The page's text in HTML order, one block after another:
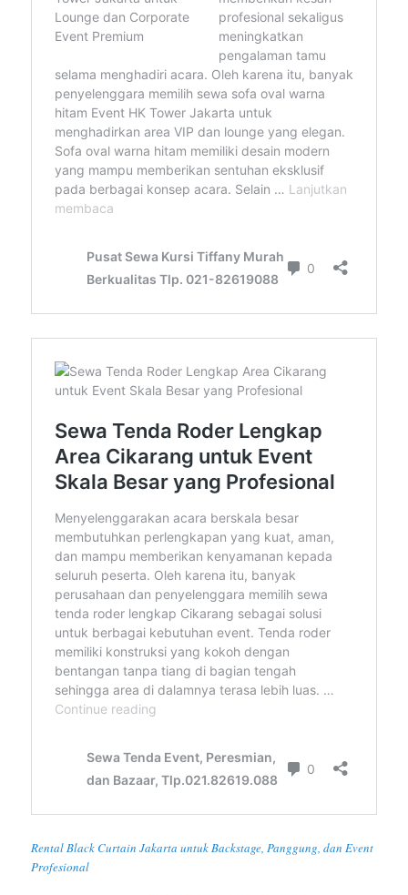
Rental Black Curtain Jakarta untuk Backstage, Panggung, dan Event
Profesional